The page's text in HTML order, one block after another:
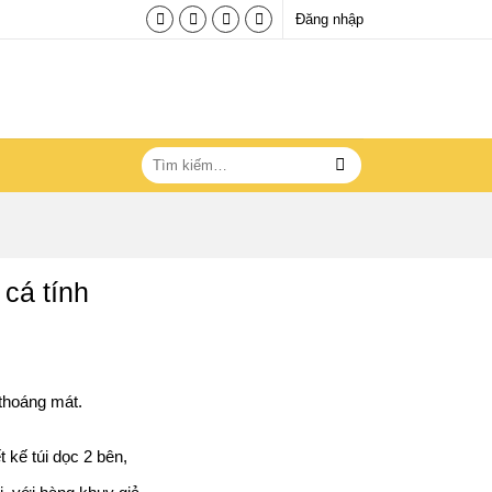
Đăng nhập
Tìm
kiếm:
tính
mát.
kế túi dọc 2 bên,